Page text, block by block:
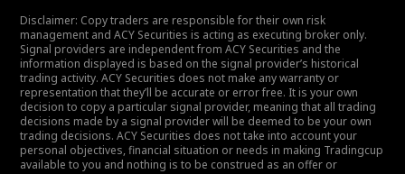
Disclaimer: Copy traders are responsible for their own risk
management and ACY Securities is acting as executing broker only.
Signal providers are independent from ACY Securities and the
information displayed is based on the signal provider’s historical
trading activity. ACY Securities does not make any warranty or
representation that they’ll be accurate or error free. It is your own
decision to copy a particular signal provider, meaning that all trading
decisions made by a signal provider will be deemed to be your own
trading decisions. ACY Securities does not take into account your
personal objectives, financial situation or needs in making Tradingcup
available to you and nothing is to be construed as an offer or